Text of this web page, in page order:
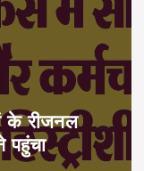
के रीजनल
पहुंचा